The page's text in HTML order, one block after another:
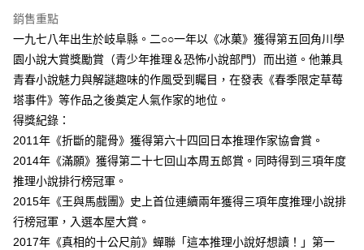
ATM／網路銀行／等多元方式進行付款，方視為交易完成。
※ 請注意：結帳手續完成當下不需立刻繳費，但若您需要取消訂單，請聯絡
購買商品的店家。未經商家同意取消之訂單仍視為有效，需透過AFTEE先享
後付繳納相關費用。
※ 交易是否成功請以「AFTEE先享後付 」之結帳頁面顯示為準，若有關於
是否繳費成功／繳費後需取消欲退款等相關疑問，請聯繫「AFTEE先享後付
【注意事項】
１．透過由恩沛科技股份有限公司提供之「AFTEE先享後付」服務完成之交
易，需依本服務之必要範圍內提供個人資料，並將交易相關給付款項請求債
權轉讓予恩沛科技股份有限公司。
２．關於個人資料處理事宜，請瀏覽以下網址：
３．未成年的使用者請事先徵得法定代理人或監護人之同意方可使用
「AFTEE先享後付」，若未經同意申辦者引起之損失，本公司不負相關責
每筆NT$80，滿NT$500(含以上)免運費
付款後萊爾富取貨
每筆NT$80，滿NT$500(含以上)免運費
7-11取貨付款
每筆NT$80，滿NT$500(含以上)免運費
付款後7-11取貨
每筆NT$80，滿NT$500(含以上)免運費
宅配
銷售重點
一九七八年出生於岐阜縣。二○○一年以《冰菓》獲得第五回角川學
園小說大賞獎勵賞（青少年推理＆恐怖小說部門）而出道。他兼具
青春小說魅力與解謎趣味的作風受到矚目，在發表《春季限定草莓
塔事件》等作品之後奠定人氣作家的地位。
得獎紀錄：
2011年《折斷的龍骨》獲得第六十四回日本推理作家協會賞。
2014年《滿願》獲得第二十七回山本周五郎賞。同時得到三項年度
推理小說排行榜冠軍。
2015年《王與馬戲團》史上首位連續兩年獲得三項年度推理小說排
行榜冠軍，入選本屋大賞。
2017年《真相的十公尺前》蟬聯「這本推理小說好想讀！」第一